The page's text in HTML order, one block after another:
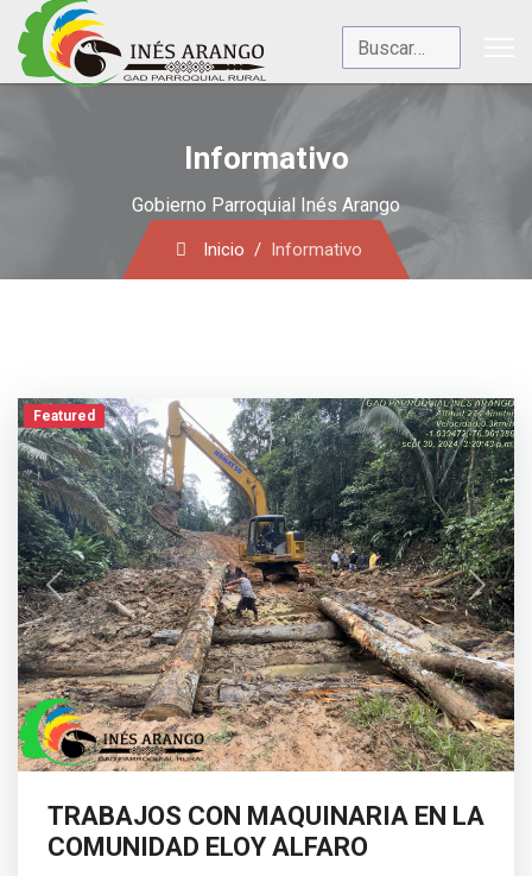
Buscar
Informativo
Gobierno Parroquial Inés Arango
Inicio Informativo
Previous Next
Featured
TRABAJOS CON MAQUINARIA EN LA
COMUNIDAD ELOY ALFARO